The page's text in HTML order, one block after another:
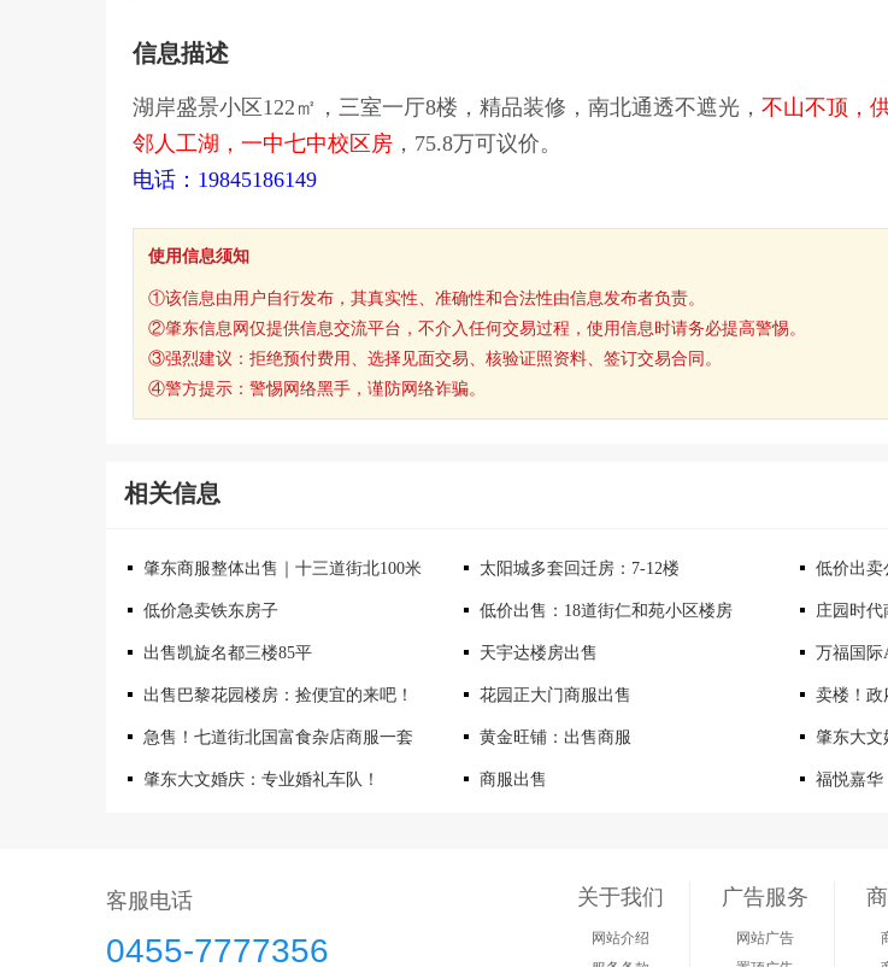
信息描述
湖岸盛景小区122㎡，三室一厅8楼，精品装修，南北通透不遮光， 不山不顶，
邻人工湖，一中七中校区房，75.8万可议价。
电话：19845186149
使用信息须知
①该信息由用户自行发布，其真实性、准确性和合法性由信息发布者负责。
②肇东信息网仅提供信息交流平台，不介入任何交易过程，使用信息时请务必提高警惕。
③强烈建议：拒绝预付费用、选择见面交易、核验证照资料、签订交易合同。
④警方提示：警惕网络黑手，谨防网络诈骗。
相关信息
肇东商服整体出售｜十三道街北100米 太阳城多套回迁房：7-12楼 低价出卖
低价急卖铁东房子 低价出售：18道街仁和苑小区楼房 庄园时代
出售凯旋名都三楼85平 天宇达楼房出售 万福国际
出售巴黎花园楼房：捡便宜的来吧！ 花园正大门商服出售 卖楼！政
急售！七道街北国富食杂店商服一套 黄金旺铺：出售商服 肇东大文
肇东大文婚庆：专业婚礼车队！ 商服出售 福悦嘉华
客服电话
0455-7777356
关于我们
网站介绍
广告服务
网站广告